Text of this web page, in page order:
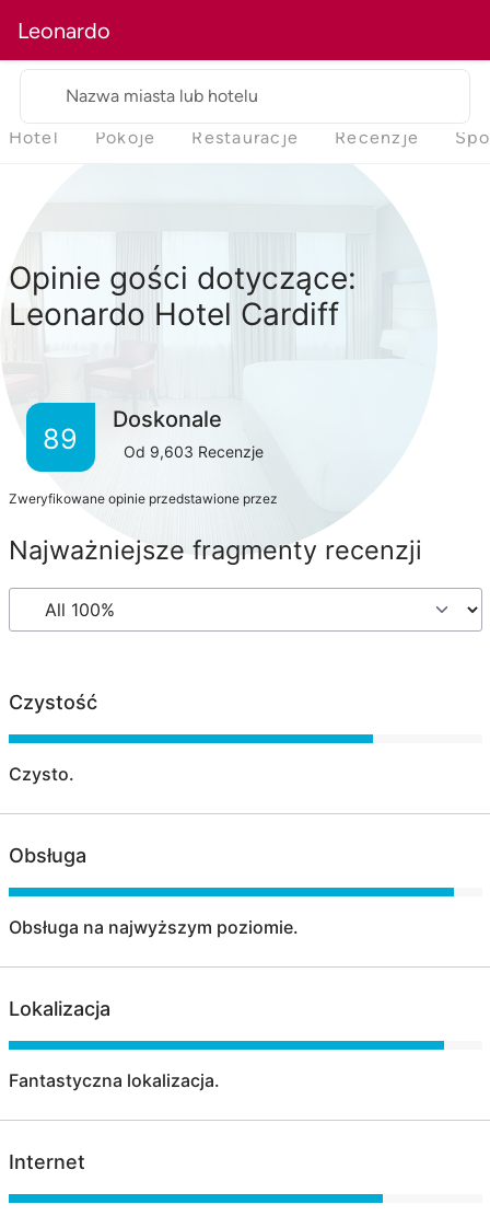
Leonardo
Nazwa miasta lub hotelu
Hotel Pokoje Restauracje Recenzje
Opinie gości dotyczące:
Leonardo Hotel Cardiff
89
Doskonale
Od 9,603 Recenzje
Zweryfikowane opinie przedstawione przez
Najważniejsze fragmenty recenzji
Czystość
Czysto.
Obsługa
Obsługa na najwyższym poziomie.
Lokalizacja
Fantastyczna lokalizacja.
Internet